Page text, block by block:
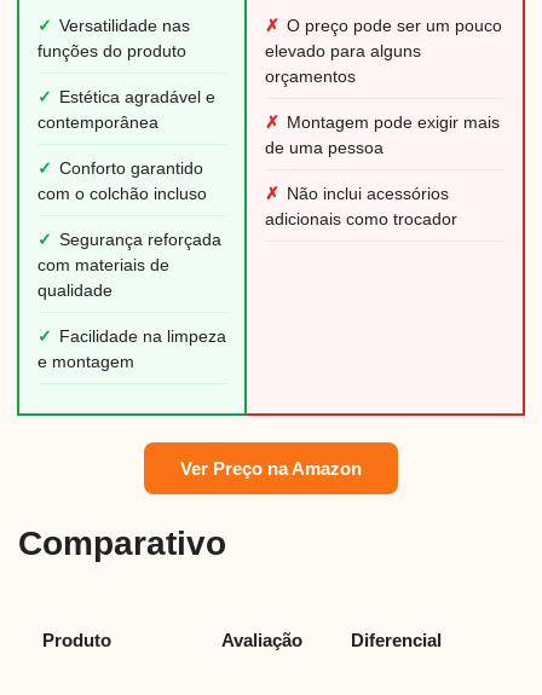
✓ Versatilidade nas
funções do produto
✓
Estética agradável e
contemporânea
✓ Conforto garantido
com o colchão incluso
✓ Segurança reforçada
com materiais de
qualidade
✓
Facilidade na limpeza
e montagem
✗ O preço pode ser um pouco
elevado para alguns
orçamentos
✗ Montagem pode exigir mais
de uma pessoa
✗ Não inclui acessórios
adicionais como trocador
Ver Preço na Amazon
Comparativo
Produto Avaliação Diferencial